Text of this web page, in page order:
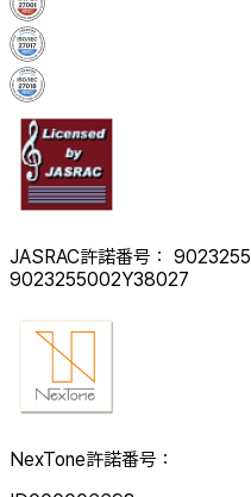
JASRAC許諾番号：
9023255002Y38027
NexTone許諾番号：